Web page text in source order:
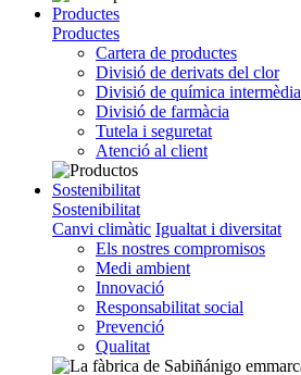
Productes
Productes
Cartera de productes
Divisió de derivats del clor
Divisió de química intermèdia
Divisió de farmàcia
Tutela i seguretat
Atenció al client
Sostenibilitat
Sostenibilitat
Canvi climàtic Igualtat i diversitat
Els nostres compromisos
Medi ambient
Innovació
Responsabilitat social
Prevenció
Qualitat